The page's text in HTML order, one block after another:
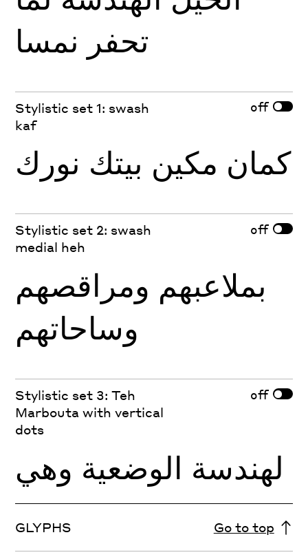
تحفر نمسا
Stylistic set 1: swash
kaf
off
كمان مكين بيتك نورك
Stylistic set 2: swash
medial heh
off
بملاعبهم ومراقصهم
وساحاتهم
Stylistic set 3: Teh
Marbouta with vertical
dots
off
لهندسة الوضعية وهي
GLYPHS Go to top